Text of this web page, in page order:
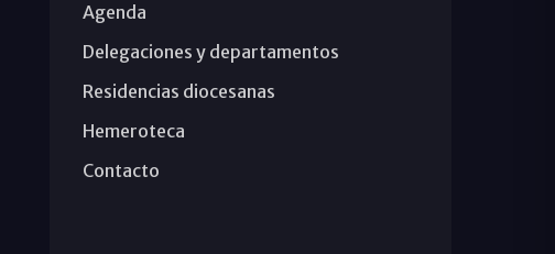
Agenda
Delegaciones y departamentos
Residencias diocesanas
Hemeroteca
Contacto